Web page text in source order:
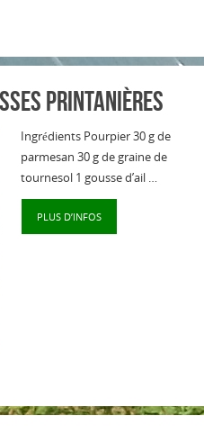
printanières
Ingrédients Pourpier 30 g de
parmesan 30 g de graine de
tournesol 1 gousse d’ail …
PLUS D’INFOS